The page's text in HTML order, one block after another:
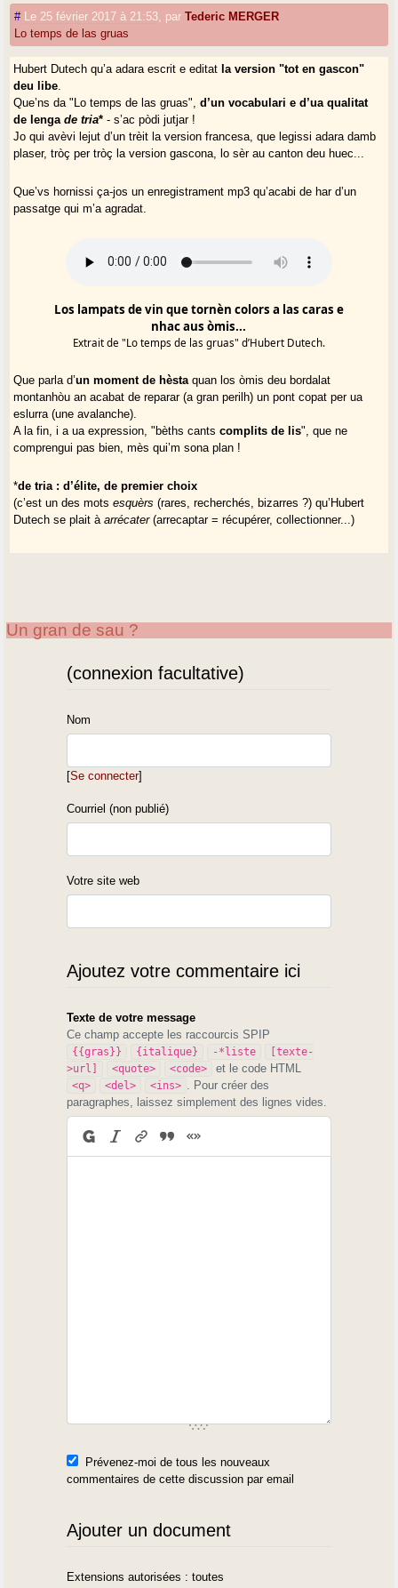
# Le 25 février 2017 à 21:53 parTederic MERGER
Lo temps de las gruas
Hubert Dutech qu’a adara escrit e editat la version "tot en gascon"
deu libe
Que’ns da "Lo temps de las gruas",d’un vocabulari e d’ua qualitat
de lengade tria* - s’ac pòdi jutjar !
Jo qui avèvi lejut d’un trèit la version francesa, que legissi adara damb
plaser, tròç per tròç la version gascona, lo sèr au canton deu huec...
Que’vs hornissi ça-jos un enregistrament mp3 qu’acabi de har d’un
passatge qui m’a agradat.
Los lampats de vin que tornèn colors a las caras e
nhac aus òmis...
Extrait de "Lo temps de las gruas" d’Hubert Dutech.
Que parla d’un moment de hèsta quan los òmis deu bordalat
montanhòu an acabat de reparar (a gran perilh) un pont copat per ua
eslurra (une avalanche).
A la fin, i a ua expression, "bèths cantscomplits de lis", que ne
comprengui pas bien, mès qui’m sona plan !
*de tria : d’élite, de premier choix
(c’est un des motsesquèrs (rares, recherchés, bizarres ?) qu’Hubert
Dutech se plait àarrécater(arrecaptar = récupérer, collectionner...)
Un gran de sau ?
(connexion facultative)
Nom
[Se connecter]
Courriel (non publié)
Votre site web
Ajoutez votre commentaire ici
Texte de votre message
Ce champ accepte les raccourcis SPIP
{{gras}} {italique} -*liste
[texte-
>url]
<quote> <code> et le code HTML
<q> <del> <ins>
. Pour créer des
paragraphes, laissez simplement des lignes vides.
Prévenez-moi de tous les nouveaux
commentaires de cette discussion par email
Ajouter un document
Extensions autorisées : toutes